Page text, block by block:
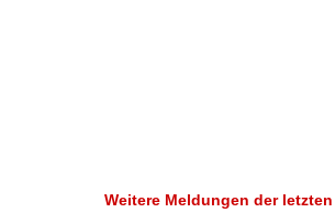
Weitere Meldungen der letzten